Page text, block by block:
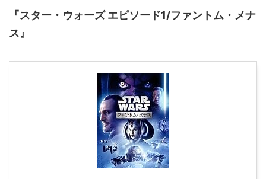
『スター・ウォーズ エピソード1/ファントム・メナ
ス』